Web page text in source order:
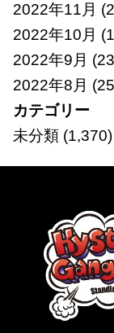
2022年11月
2022年10月
2022年9月
2022年8月
カテゴリー
未分類(1,370)